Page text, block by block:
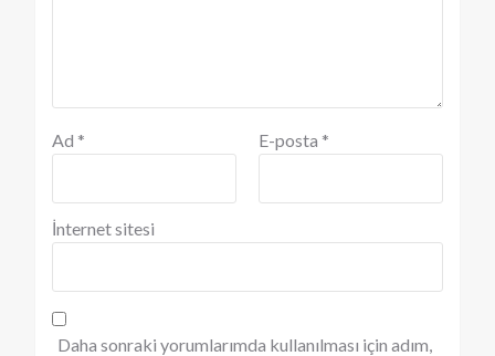
Ad * E-posta *
İnternet sitesi
Daha sonraki yorumlarımda kullanılması için adım,